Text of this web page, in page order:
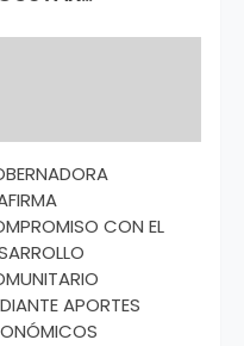
CON EL
APORTES